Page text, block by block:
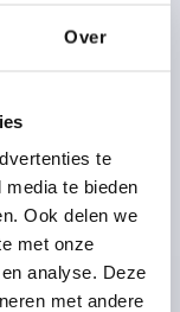
Over
te
te bieden
Ook delen we
met onze
analyse. Deze
met andere
ALUMINIUM
GRIFF